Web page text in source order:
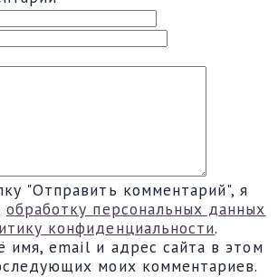
"Отправить комментарий", я
обработку персональных данных
конфиденциальности.
имя, email и адрес сайта в этом
моих комментариев.